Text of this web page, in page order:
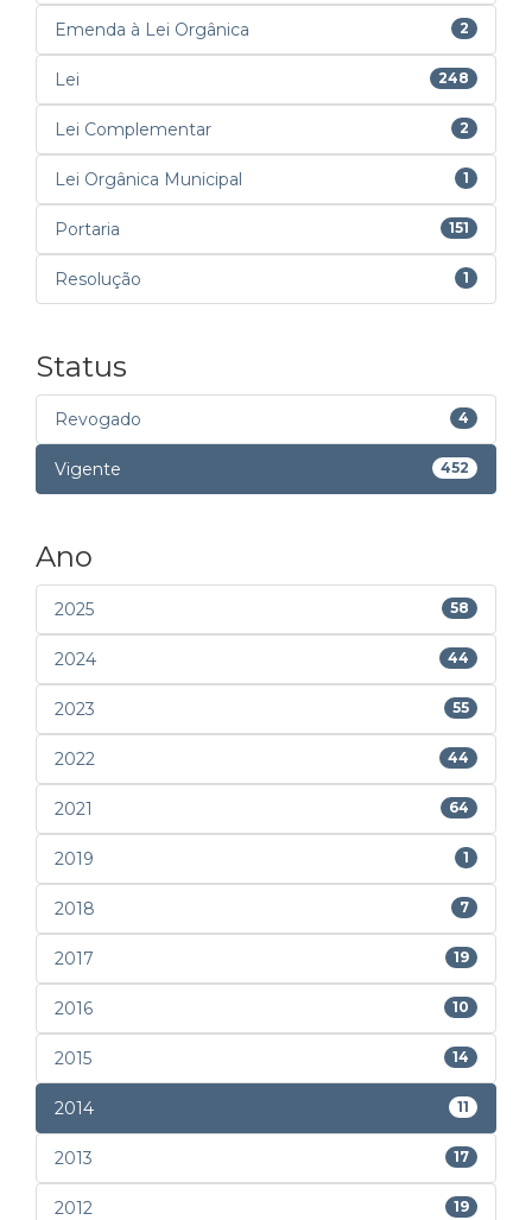
Emenda à Lei Orgânica 2
Lei 248
Lei Complementar 2
Lei Orgânica Municipal 1
Portaria 151
Resolução 1
Status
Revogado 4
Vigente 452
Ano
2025 58
2024 44
2023 55
2022 44
2021 64
2019 1
2018 7
2017 19
2016 10
2015 14
2014 11
2013 17
2012 19